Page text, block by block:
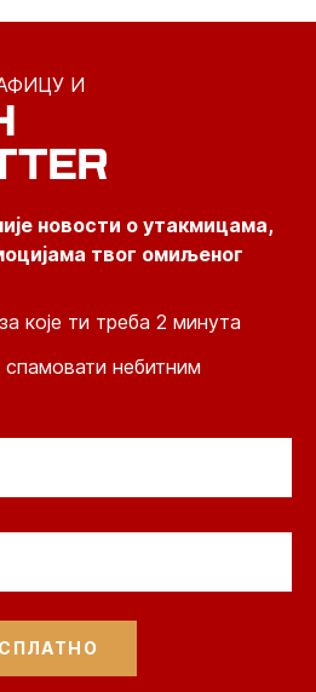
И
новости о утакмицама,
твог омиљеног
које ти треба 2 минута
небитним